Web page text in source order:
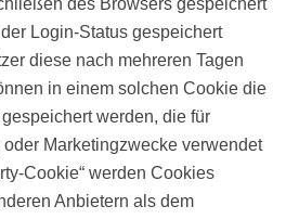
des Browsers gespeichert
Login-Status gespeichert
diese nach mehreren Tagen
in einem solchen Cookie die
werden, die für
Marketingzwecke verwendet
Cookie“ werden Cookies
Anbietern als dem